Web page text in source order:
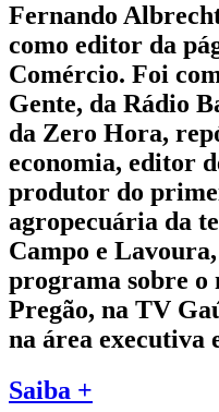
Fernando
como editor da
Comércio. Foi
Gente, da Rádio
da Zero Hora,
economia, editor
produtor do
agropecuária da
Campo e
programa sobre o
Pregão, na TV
na área executiva
Saiba +